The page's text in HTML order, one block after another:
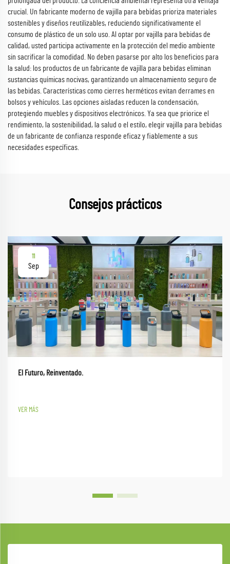
crucial. Un fabricante moderno de vajilla para bebidas prioriza materiales
sostenibles y diseños reutilizables, reduciendo significativamente el
consumo de plástico de un solo uso. Al optar por vajilla para bebidas de
calidad, usted participa activamente en la protección del medio ambiente
sin sacrificar la comodidad. No deben pasarse por alto los beneficios para
la salud: los productos de un fabricante de vajilla para bebidas eliminan
sustancias químicas nocivas, garantizando un almacenamiento seguro de
las bebidas. Características como cierres herméticos evitan derrames en
bolsos y vehículos. Las opciones aisladas reducen la condensación,
protegiendo muebles y dispositivos electrónicos. Ya sea que priorice el
rendimiento, la sostenibilidad, la salud o el estilo, elegir vajilla para bebidas
de un fabricante de confianza responde eficaz y fiablemente a sus
necesidades específicas.
Consejos prácticos
11
Sep
El Futuro, Reinventado.
VER MÁS